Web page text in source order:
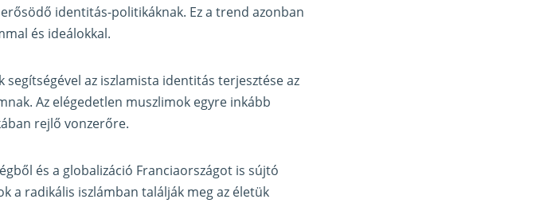
identitás-politikáknak. Ez a trend azonban
és ideálokkal.
az iszlamista identitás terjesztése az
Az elégedetlen muszlimok egyre inkább
rejlő vonzerőre.
és a globalizáció Franciaországot is sújtó
a radikális iszlámban találják meg az életük